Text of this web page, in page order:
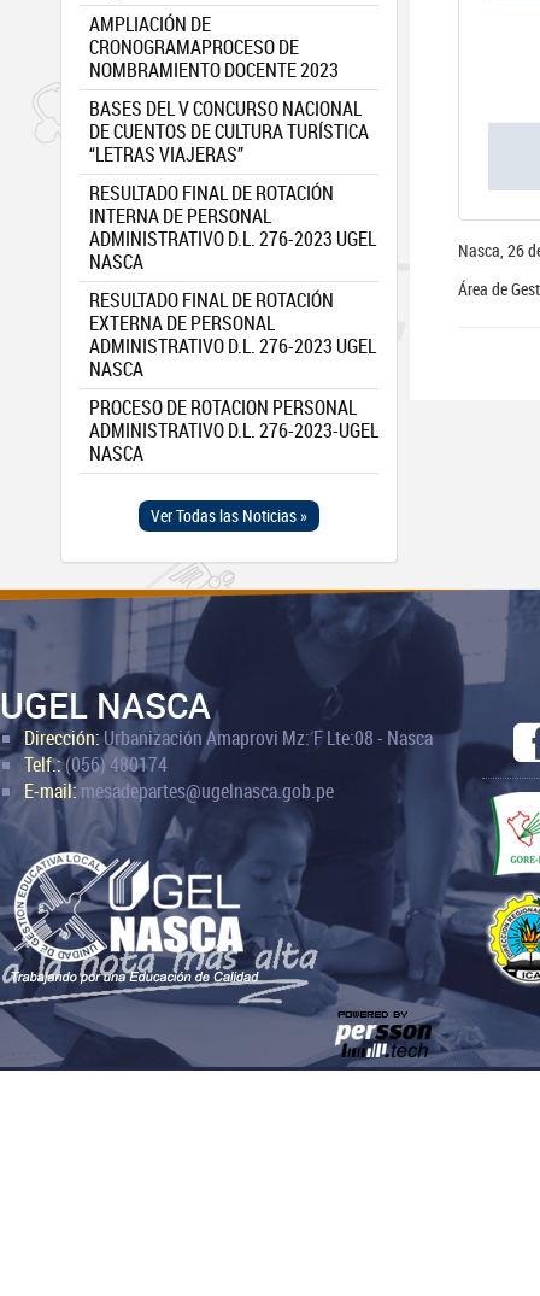
AMPLIACIÓN DE
CRONOGRAMAPROCESO DE
NOMBRAMIENTO DOCENTE 2023
BASES DEL V CONCURSO NACIONAL
DE CUENTOS DE CULTURA TURÍSTICA
“LETRAS VIAJERAS”
RESULTADO FINAL DE ROTACIÓN
INTERNA DE PERSONAL
ADMINISTRATIVO D.L. 276-2023 UGEL
NASCA
RESULTADO FINAL DE ROTACIÓN
EXTERNA DE PERSONAL
ADMINISTRATIVO D.L. 276-2023 UGEL
NASCA
PROCESO DE ROTACION PERSONAL
ADMINISTRATIVO D.L. 276-2023-UGEL
NASCA
Ver Todas las Noticias »
Nasca, 26
Área de
UGEL NASCA
Dirección:Urbanización Amaprovi Mz: F Lte:08 - Nasca
Telf.:(056) 480174
E-mail:mesadepartes@ugelnasca.gob.pe